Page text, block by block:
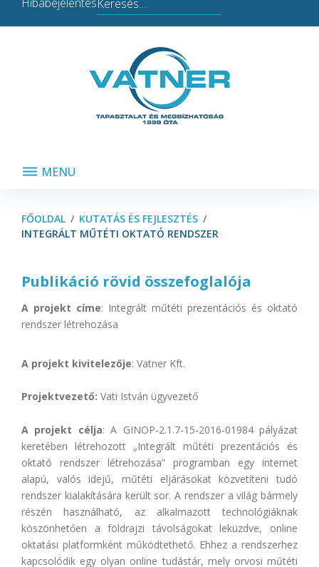
for:
MENU
FŐOLDAL / KUTATÁS ÉS FEJLESZTÉS /
INTEGRÁLT MŰTÉTI OKTATÓ RENDSZER
Integrált
műtéti
oktató
rendszer
Publikáció rövid összefoglalója
A projekt címe: Integrált műtéti prezentációs és oktató
rendszer létrehozása
A projekt kivitelezője: Vatner Kft.
Projektvezető: Vati István ügyvezető
A projekt célja: A GINOP-2.1.7-15-2016-01984 pályázat
keretében létrehozott „Integrált műtéti prezentációs és
oktató rendszer létrehozása” programban egy internet
alapú, valós idejű, műtéti eljárásokat közvetíteni tudó
rendszer kialakítására került sor. A rendszer a világ bármely
részén használható, az alkalmazott technológiáknak
köszönhetően a földrajzi távolságokat leküzdve, online
oktatási platformként működtethető. Ehhez a rendszerhez
kapcsolódik egy olyan online tudástár, mely orvosi műtéti